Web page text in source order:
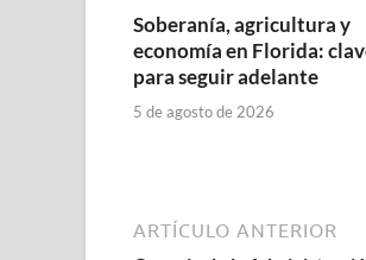
Soberanía, agricultura y
economía en Florida:
para seguir adelante
5 de agosto de 2026
ARTÍCULO ANTERIOR